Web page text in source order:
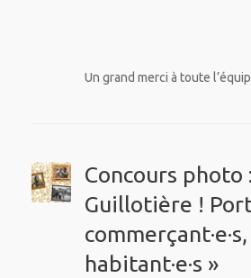
Un grand merci à toute
Concours photo
Guillotière !
habitant·e·s »